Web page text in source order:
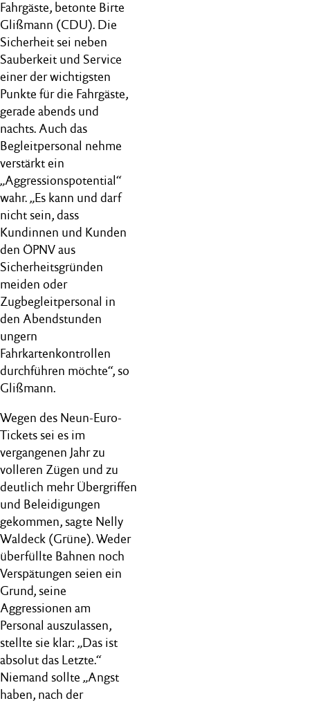
Fahrgäste, betonte Birte
Glißmann (CDU). Die
Sicherheit sei neben
Sauberkeit und Service
einer der wichtigsten
Punkte für die Fahrgäste,
gerade abends und
nachts. Auch das
Begleitpersonal nehme
verstärkt ein
„Aggressionspotential“
wahr. „Es kann und darf
nicht sein, dass
Kundinnen und Kunden
den ÖPNV aus
Sicherheitsgründen
meiden oder
Zugbegleitpersonal in
den Abendstunden
ungern
Fahrkartenkontrollen
durchführen möchte“, so
Glißmann.
Wegen des Neun-Euro-
Tickets sei es im
vergangenen Jahr zu
volleren Zügen und zu
deutlich mehr Übergriffen
und Beleidigungen
gekommen, sagte Nelly
Waldeck (Grüne). Weder
überfüllte Bahnen noch
Verspätungen seien ein
Grund, seine
Aggressionen am
Personal auszulassen,
stellte sie klar: „Das ist
absolut das Letzte.“
Niemand sollte „Angst
haben, nach der